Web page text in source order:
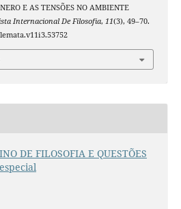
E AS TENSÕES NO AMBIENTE
Internacional De Filosofia, 11(3), 49–70.
DE FILOSOFIA E QUESTÕES